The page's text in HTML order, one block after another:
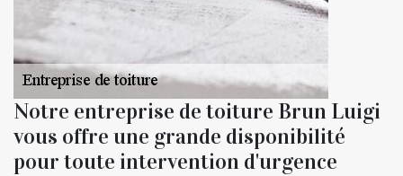
Notre entreprise de toiture Brun Luigi
vous offre une grande disponibilité
pour toute intervention d'urgence